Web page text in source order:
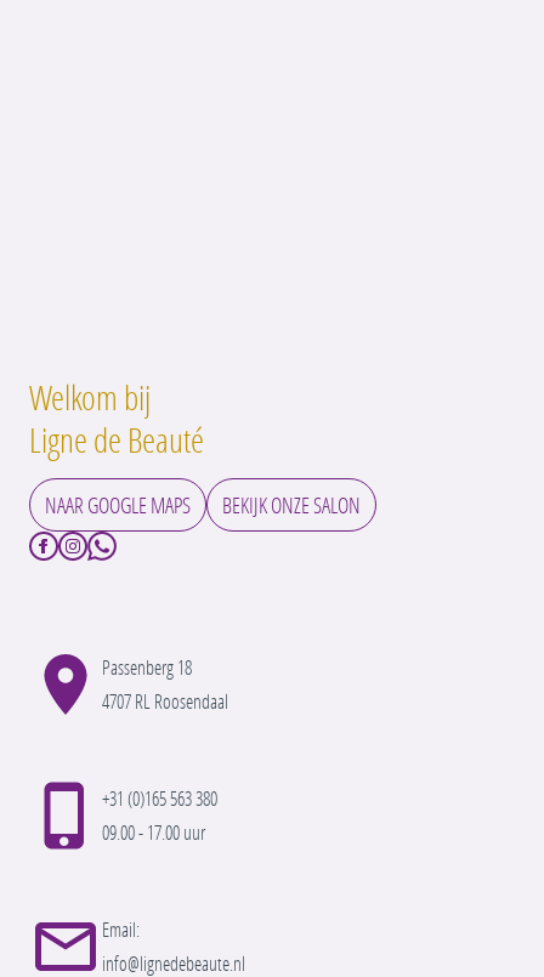
Welkom bij
Ligne de Beauté
NAAR GOOGLE MAPS BEKIJK ONZE SALON
Passenberg 18
4707 RL Roosendaal
+31 (0)165 563 380
09.00 - 17.00 uur
Email:
info@lignedebeaute.nl